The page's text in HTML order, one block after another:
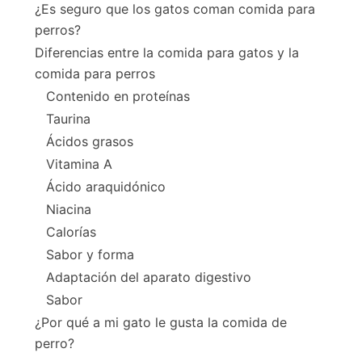
¿Es seguro que los gatos coman comida para
perros?
Diferencias entre la comida para gatos y la
comida para perros
Contenido en proteínas
Taurina
Ácidos grasos
Vitamina A
Ácido araquidónico
Niacina
Calorías
Sabor y forma
Adaptación del aparato digestivo
Sabor
¿Por qué a mi gato le gusta la comida de
perro?